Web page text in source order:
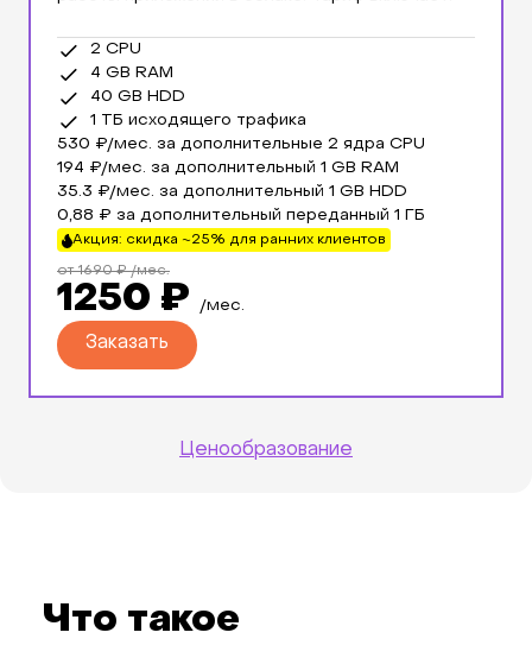
2 CPU
4 GB RAM
40 GB HDD
1 TБ исходящего трафика
530 ₽/мес. за дополнительные 2 ядра CPU
194 ₽/мес. за дополнительный 1 GB RAM
35.3 ₽/мес. за дополнительный 1 GB HDD
0,88 ₽ за дополнительный переданный 1 ГБ
Акция: скидка ~25% для ранних клиентов
от 1690 ₽ /мес.
1250 ₽ /мес.
Заказать
Ценообразование
Что такое